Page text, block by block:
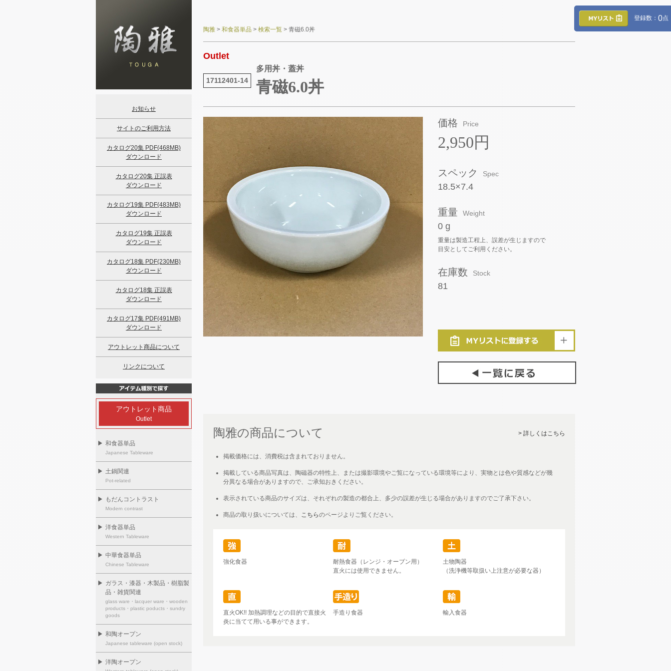
登録数： 0点
お知らせ
サイトのご利用方法
カタログ20集 PDF(468MB)
ダウンロード
カタログ20集 正誤表
ダウンロード
カタログ19集 PDF(483MB)
ダウンロード
カタログ19集 正誤表
ダウンロード
カタログ18集 PDF(230MB)
ダウンロード
カタログ18集 正誤表
ダウンロード
カタログ17集 PDF(491MB)
ダウンロード
アウトレット商品について
リンクについて
アウトレット商品
Outlet
▶ 和食器単品
Japanese Tableware
▶ 土鍋関連
Pot-related
▶ もだんコントラスト
Modern contrast
▶ 洋食器単品
Western Tableware
▶ 中華食器単品
Chinese Tableware
▶ ガラス・漆器・木製品・樹脂製
品・雑貨関連
glass ware・lacquer ware・wooden
products・plastic poducts・sundry
goods
▶ 和陶オープン
Japanese tableware (open stock)
▶ 洋陶オープン
陶雅 > 和食器単品 > 検索一覧 > 青磁6.0丼
Outlet
17112401-14
多用丼・蓋丼
青磁6.0丼
価格 Price
2,950円
スペック Spec
18.5×7.4
重量 Weight
0 g
重量は製造工程上、誤差が生じますので
目安としてご利用ください。
在庫数 Stock
81
陶雅の商品について > 詳しくはこちら
掲載価格には、消費税は含まれておりません。
掲載している商品写真は、陶磁器の特性上、または撮影環境やご覧になっている環境等により、実物とは色や質感などが幾
分異なる場合がありますので、ご承知おきください。
表示されている商品のサイズは、それぞれの製造の都合上、多少の誤差が生じる場合がありますのでご了承下さい。
商品の取り扱いについては、 こちらのページよりご覧ください。
強化食器
耐熱食器（レンジ・オーブン用）
直火には使用できません。
土物陶器
（洗浄機等取扱い上注意が必要な器）
直火OK!! 加熱調理などの目的で直接火
炎に当てて用いる事ができます。
手造り食器 輸入食器